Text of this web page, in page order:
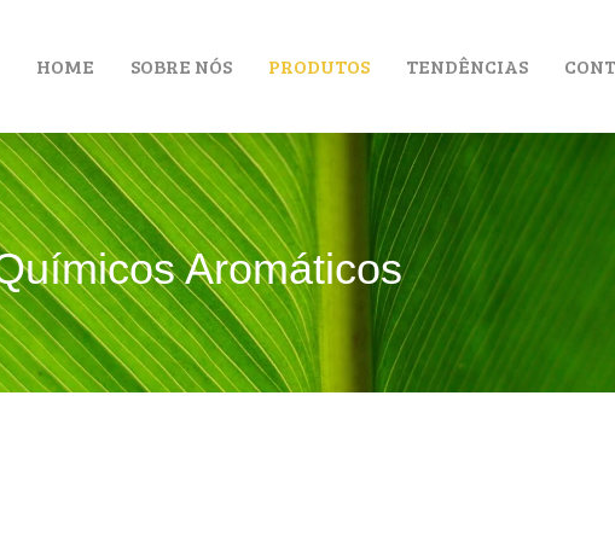
HOME SOBRE NÓS PRODUTOS TENDÊNCIAS
Aromáticos